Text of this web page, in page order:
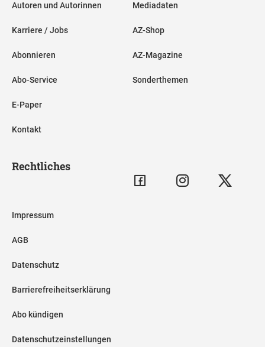
Autoren und Autorinnen
Karriere / Jobs
Abonnieren
Abo-Service
E-Paper
Kontakt
Mediadaten
AZ-Shop
AZ-Magazine
Sonderthemen
Rechtliches
Impressum
AGB
Datenschutz
Barrierefreiheitserklärung
Abo kündigen
Datenschutzeinstellungen